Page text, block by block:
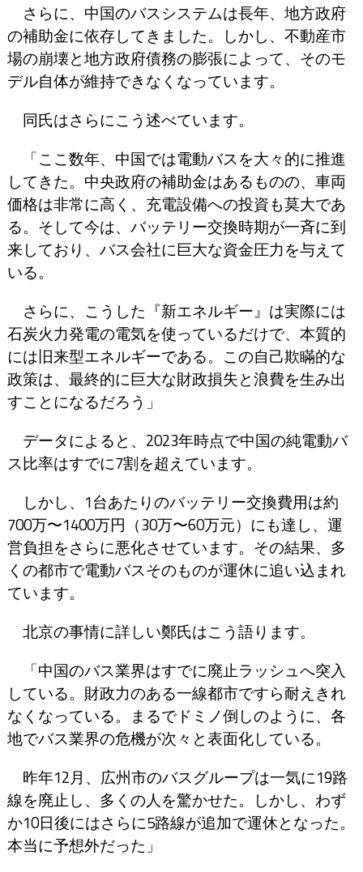
さらに、中国のバスシステムは長年、地方政府
の補助金に依存してきました。しかし、不動産市
場の崩壊と地方政府債務の膨張によって、そのモ
デル自体が維持できなくなっています。
同氏はさらにこう述べています。
「ここ数年、中国では電動バスを大々的に推進
してきた。中央政府の補助金はあるものの、車両
価格は非常に高く、充電設備への投資も莫大であ
る。そして今は、バッテリー交換時期が一斉に到
来しており、バス会社に巨大な資金圧力を与えて
いる。
さらに、こうした『新エネルギー』は実際には
石炭火力発電の電気を使っているだけで、本質的
には旧来型エネルギーである。この自己欺瞞的な
政策は、最終的に巨大な財政損失と浪費を生み出
すことになるだろう」
データによると、2023年時点で中国の純電動バ
ス比率はすでに7割を超えています。
しかし、1台あたりのバッテリー交換費用は約
700万〜1400万円（30万〜60万元）にも達し、運
営負担をさらに悪化させています。その結果、多
くの都市で電動バスそのものが運休に追い込まれ
ています。
北京の事情に詳しい鄭氏はこう語ります。
「中国のバス業界はすでに廃止ラッシュへ突入
している。財政力のある一線都市ですら耐えきれ
なくなっている。まるでドミノ倒しのように、各
地でバス業界の危機が次々と表面化している。
昨年12月、広州市のバスグループは一気に19路
線を廃止し、多くの人を驚かせた。しかし、わず
か10日後にはさらに5路線が追加で運休となった。
本当に予想外だった」